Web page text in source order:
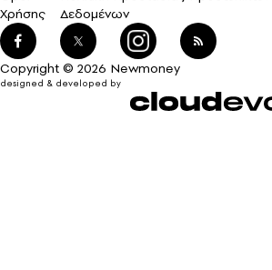
Χρήσης
Δεδομένων
Copyright © 2026 Newmoney
designed & developed by